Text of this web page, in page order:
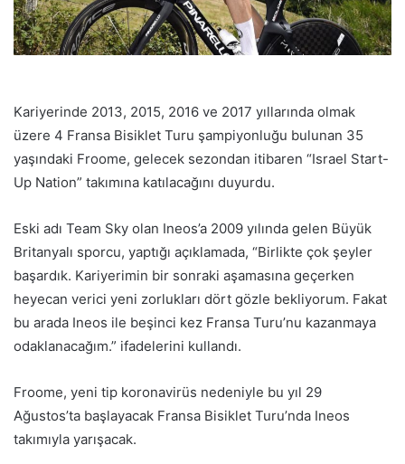
ö
n
d
m
e
k
Kariyerinde 2013, 2015, 2016 ve 2017 yıllarında olmak
üzere 4 Fransa Bisiklet Turu şampiyonluğu bulunan 35
yaşındaki Froome, gelecek sezondan itibaren “Israel Start-
Up Nation” takımına katılacağını duyurdu.
Eski adı Team Sky olan Ineos’a 2009 yılında gelen Büyük
Britanyalı sporcu, yaptığı açıklamada, “Birlikte çok şeyler
başardık. Kariyerimin bir sonraki aşamasına geçerken
heyecan verici yeni zorlukları dört gözle bekliyorum. Fakat
bu arada Ineos ile beşinci kez Fransa Turu’nu kazanmaya
odaklanacağım.” ifadelerini kullandı.
Froome, yeni tip koronavirüs nedeniyle bu yıl 29
Ağustos’ta başlayacak Fransa Bisiklet Turu’nda Ineos
takımıyla yarışacak.